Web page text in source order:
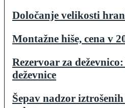
Določanje velikosti
Montažne hiše, cena v
Rezervoar za
deževnice
Šepav nadzor